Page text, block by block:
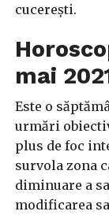
cucerești.
mai
Este o
urmări
plus de foc
survola zona
diminuare a
modificarea